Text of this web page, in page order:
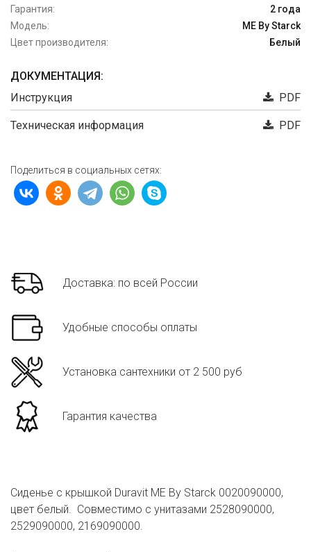
Гарантия:
2 года
Модель:
ME By Starck
Цвет производителя:
Белый
ДОКУМЕНТАЦИЯ:
Инструкция
PDF
Техническая информация PDF
Поделиться в социальных сетях:
Доставка: по всей России
Удобные способы оплаты
Установка сантехники от 2 500 руб
Гарантия качества
Сиденье с крышкой Duravit ME By Starck 0020090000,
цвет белый. Совместимо с унитазами 2528090000,
2529090000, 2169090000.